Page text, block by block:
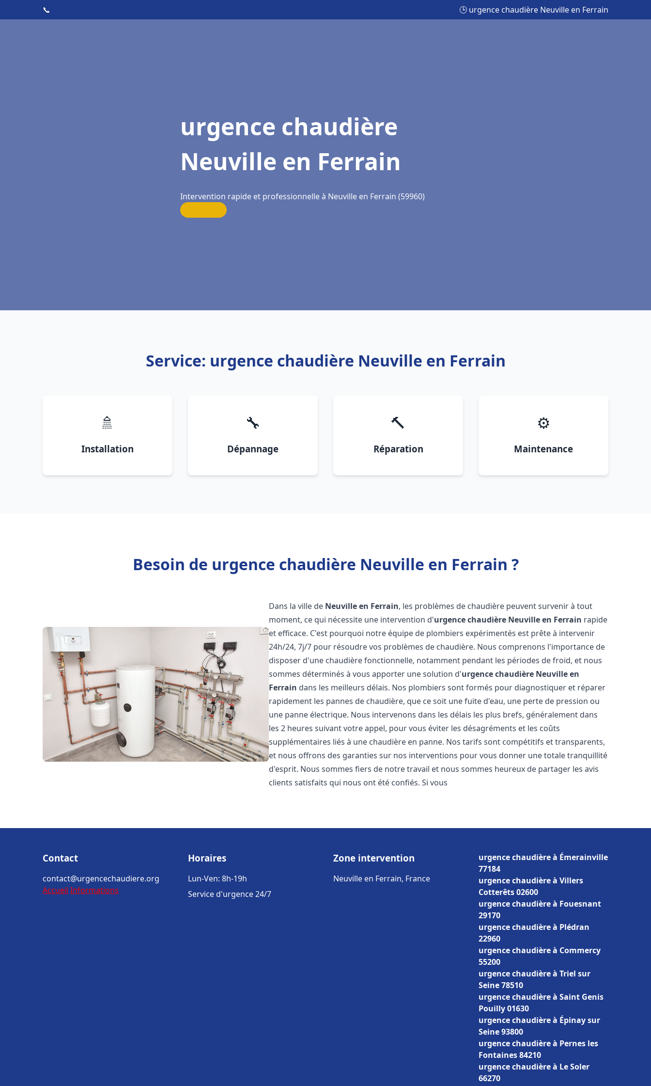
📞 🕒 urgence chaudière Neuville en Ferrain
urgence chaudière
Neuville en Ferrain
Intervention rapide et professionnelle à Neuville en Ferrain (59960)
Service: urgence chaudière Neuville en Ferrain
🚿
Installation
🔧
Dépannage
🔨
Réparation
⚙️
Maintenance
Besoin de urgence chaudière Neuville en Ferrain ?
Dans la ville de Neuville en Ferrain, les problèmes de chaudière peuvent survenir à tout
moment, ce qui nécessite une intervention d'urgence chaudière Neuville en Ferrain rapide
et efficace. C'est pourquoi notre équipe de plombiers expérimentés est prête à intervenir
24h/24, 7j/7 pour résoudre vos problèmes de chaudière. Nous comprenons l'importance de
disposer d'une chaudière fonctionnelle, notamment pendant les périodes de froid, et nous
sommes déterminés à vous apporter une solution d'urgence chaudière Neuville en
Ferrain dans les meilleurs délais. Nos plombiers sont formés pour diagnostiquer et réparer
rapidement les pannes de chaudière, que ce soit une fuite d'eau, une perte de pression ou
une panne électrique. Nous intervenons dans les délais les plus brefs, généralement dans
les 2 heures suivant votre appel, pour vous éviter les désagréments et les coûts
supplémentaires liés à une chaudière en panne. Nos tarifs sont compétitifs et transparents,
et nous offrons des garanties sur nos interventions pour vous donner une totale tranquillité
d'esprit. Nous sommes fiers de notre travail et nous sommes heureux de partager les avis
clients satisfaits qui nous ont été confiés. Si vous
Contact
contact@urgencechaudiere.org
Accueil Informations
Horaires
Lun-Ven: 8h-19h
Service d'urgence 24/7
Zone intervention
Neuville en Ferrain, France
urgence chaudière à Émerainville
77184
urgence chaudière à Villers
Cotterêts 02600
urgence chaudière à Fouesnant
29170
urgence chaudière à Plédran
22960
urgence chaudière à Commercy
55200
urgence chaudière à Triel sur
Seine 78510
urgence chaudière à Saint Genis
Pouilly 01630
urgence chaudière à Épinay sur
Seine 93800
urgence chaudière à Pernes les
Fontaines 84210
urgence chaudière à Le Soler
66270